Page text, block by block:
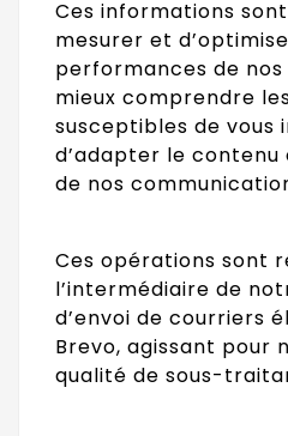
Ces informations
mesurer et
performances de
mieux comprendre
susceptibles de vous
d’adapter le contenu
de nos
Ces opérations sont
l’intermédiaire de
d’envoi de courriers
Brevo, agissant pour
qualité de sous-